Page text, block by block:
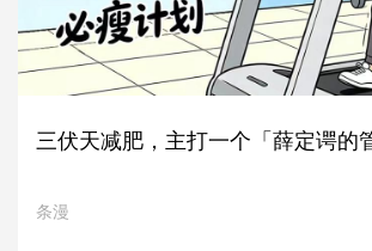
三伏天减肥，主打一个「薛定谔的
条漫